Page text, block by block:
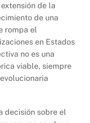
de la
de una
rompa el
en Estados
no es una
viable, siempre
decisión sobre el